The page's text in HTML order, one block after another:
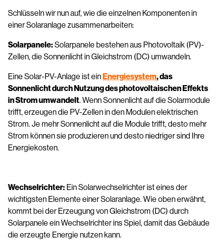
Schlüsseln wir nun auf, wie die einzelnen Komponenten in
einer Solaranlage zusammenarbeiten:
Solarpanele:Solarpanele bestehen aus Photovoltaik (PV)-
Zellen, die Sonnenlicht in Gleichstrom (DC) umwandeln.
Eine Solar-PV-Anlage ist einEnergiesystem, das
Sonnenlicht durch Nutzung des photovoltaischen Effekts
in Strom umwandelt. Wenn Sonnenlicht auf die Solarmodule
trifft, erzeugen die PV-Zellen in den Modulen elektrischen
Strom. Je mehr Sonnenlicht auf die Module trifft, desto mehr
Strom können sie produzieren und desto niedriger sind Ihre
Energiekosten.
Wechselrichter: Ein Solarwechselrichter ist eines der
wichtigsten Elemente einer Solaranlage. Wie oben erwähnt,
kommt bei der Erzeugung von Gleichstrom (DC) durch
Solarpanele ein Wechselrichter ins Spiel, damit das Gebäude
die erzeugte Energie nutzen kann.